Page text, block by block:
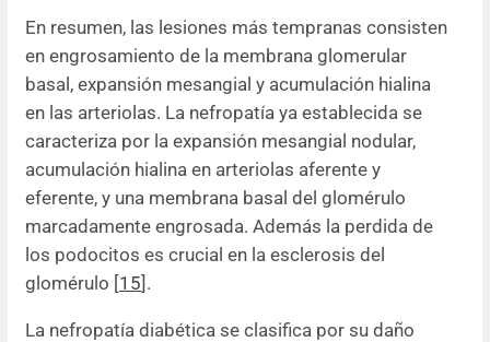
En resumen, las lesiones más tempranas consisten
en engrosamiento de la membrana glomerular
basal, expansión mesangial y acumulación hialina
en las arteriolas. La nefropatía ya establecida se
caracteriza por la expansión mesangial nodular,
acumulación hialina en arteriolas aferente y
eferente, y una membrana basal del glomérulo
marcadamente engrosada. Además la perdida de
los podocitos es crucial en la esclerosis del
glomérulo [15].
La nefropatía diabética se clasifica por su daño